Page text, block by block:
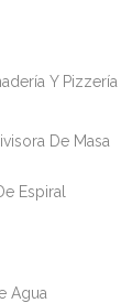
Y Pizzería
De Masa
Espiral
Agua